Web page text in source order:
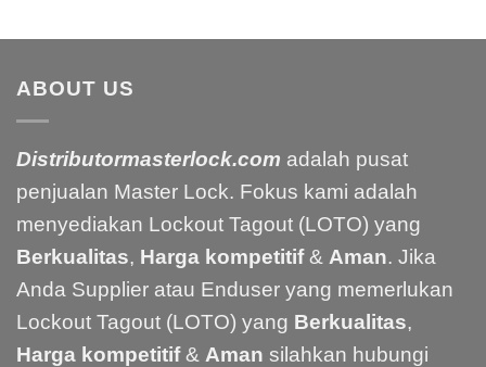
ABOUT US
Distributormasterlock.com adalah pusat
penjualan Master Lock. Fokus kami adalah
menyediakan Lockout Tagout (LOTO) yang
Berkualitas, Harga kompetitif& Aman. Jika
Anda Supplier atau Enduser yang memerlukan
Lockout Tagout (LOTO) yang Berkualitas,
Harga kompetitif& Aman silahkan hubungi